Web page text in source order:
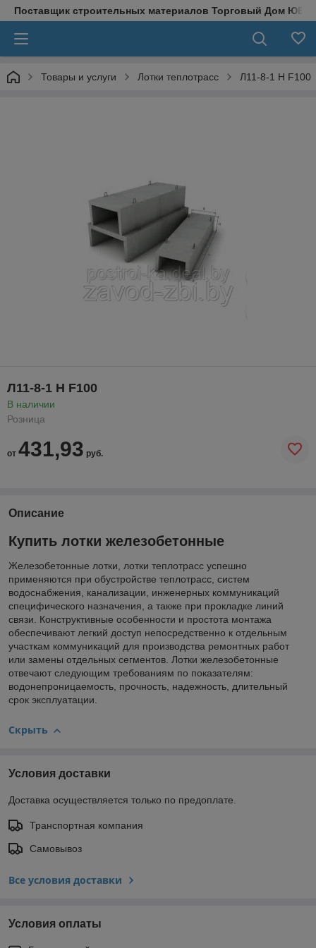
Поставщик строительных материалов Торговый Дом
Товары и услуги Лотки теплотрасс Л11-8-1 Н F100
Л11-8-1 Н F100
В наличии
Розница
от 431,93 руб.
Описание
Купить лотки железобетонные
Железобетонные лотки, лотки теплотрасс успешно
применяются при обустройстве теплотрасс, систем
водоснабжения, канализации, инженерных коммуникаций
специфического назначения, а также при прокладке линий
связи. Конструктивные особенности и простота монтажа
обеспечивают легкий доступ непосредственно к отдельным
участкам коммуникаций для производства ремонтных работ
или замены отдельных сегментов. Лотки железобетонные
отвечают следующим требованиям по показателям:
водонепроницаемость, прочность, надежность, длительный
срок эксплуатации.
Скрыть
Условия доставки
Доставка осуществляется только по предоплате.
Транспортная компания
Самовывоз
Все условия доставки
Условия оплаты